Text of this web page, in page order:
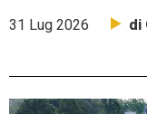
31 Lug 2026 di